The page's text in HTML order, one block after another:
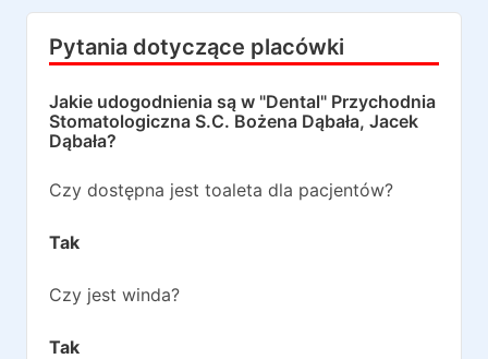
Pytania dotyczące placówki
Jakie udogodnienia są w "Dental" Przychodnia
Stomatologiczna S.C. Bożena Dąbała, Jacek
Dąbała?
Czy dostępna jest toaleta dla pacjentów?
Tak
Czy jest winda?
Tak